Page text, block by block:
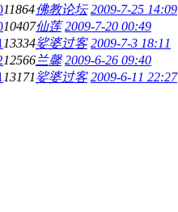
11864佛教论坛 2009-7-25 14:09
10407仙莲 2009-7-20 00:49
13334娑婆过客 2009-7-3 18:11
12566兰馨 2009-6-26 09:40
13171娑婆过客 2009-6-11 22:27